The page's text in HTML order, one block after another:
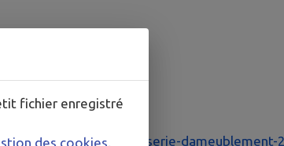
produit/stage-tapisserie-dameublement-
fichier enregistré
des cookies